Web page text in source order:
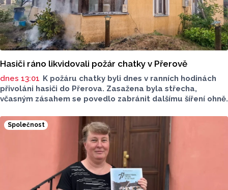
Hasiči ráno likvidovali požár chatky v Přerově
dnes 13:01 K požáru chatky byli dnes v ranních hodinách
přivoláni hasiči do Přerova. Zasažena byla střecha,
včasným zásahem se povedlo zabránit dalšímu šíření ohně.
Společnost